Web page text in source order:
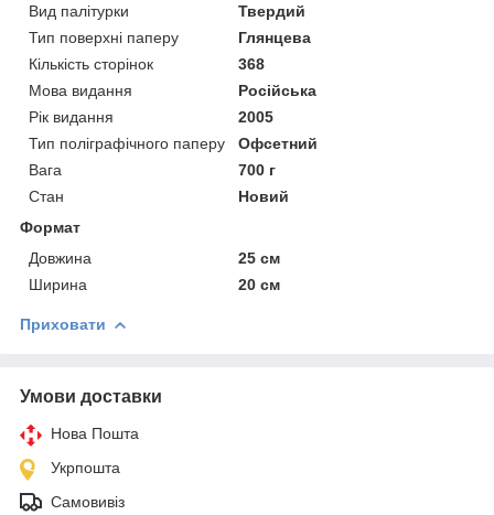
Вид палітурки
Твердий
Тип поверхні паперу
Глянцева
Кількість сторінок
368
Мова видання
Російська
Рік видання
2005
Тип поліграфічного паперу
Офсетний
Вага
700 г
Стан
Новий
Формат
Довжина
25 см
Ширина
20 см
Приховати
Умови доставки
Нова Пошта
Укрпошта
Самовивіз